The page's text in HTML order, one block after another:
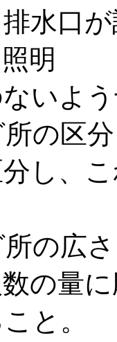
水口
明
いよ
の区分
し、
の広さ
の量
と。